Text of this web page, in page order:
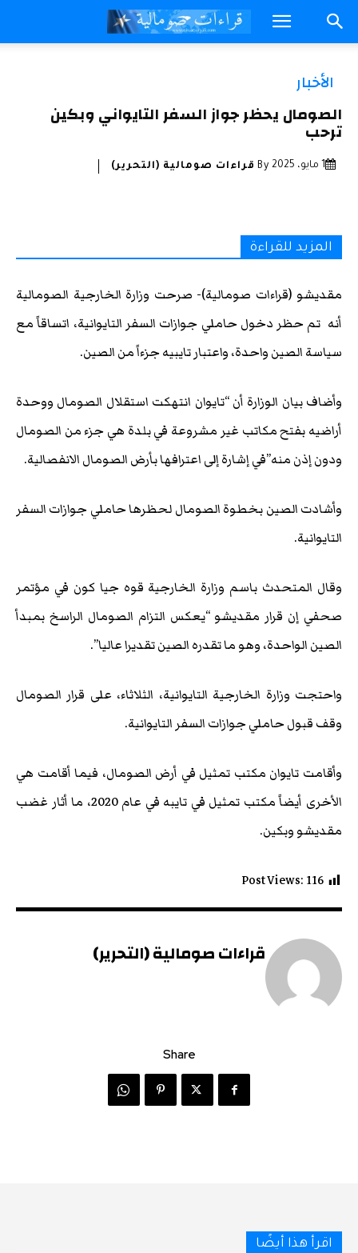
الأخبار
الصومال يحظر جواز السفر التايواني وبكين
ترحب
1 مايو، 2025 By قراءات صومالية (التحرير)
المزيد للقراءة
مقديشو (قراءات صومالية)- صرحت وزارة الخارجية الصومالية
أنه تم حظر دخول حاملي جوازات السفر التايوانية، اتساقاً مع
سياسة الصين واحدة، واعتبار تايبيه جزءاً من الصين.
وأضاف بيان الوزارة أن “تايوان انتهكت استقلال الصومال ووحدة
أراضيه بفتح مكاتب غير مشروعة في بلدة هي جزء من الصومال
ودون إذن منه”في إشارة إلى اعترافها بأرض الصومال الانفصالية.
وأشادت الصين بخطوة الصومال لحظرها حاملي جوازات السفر
التايوانية.
وقال المتحدث باسم وزارة الخارجية قوه جيا كون في مؤتمر
صحفي إن قرار مقديشو “يعكس التزام الصومال الراسخ بمبدأ
الصين الواحدة، وهو ما تقدره الصين تقديرا عاليا”.
واحتجت وزارة الخارجية التايوانية، الثلاثاء، على قرار الصومال
وقف قبول حاملي جوازات السفر التايوانية.
وأقامت تايوان مكتب تمثيل في أرض الصومال، فيما أقامت هي
الأخرى أيضاً مكتب تمثيل في تايبه في عام 2020، ما أثار غضب
مقديشو وبكين.
Post Views: 116
قراءات صومالية (التحرير)
Share
اقرأ هذا أيضًا